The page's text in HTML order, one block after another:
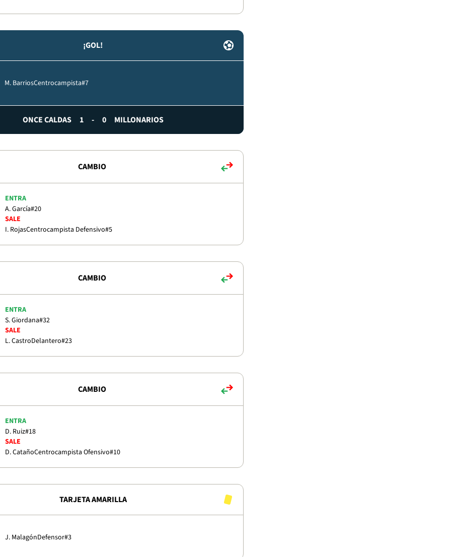
¡GOL!
M. BarriosCentrocampista#7
ONCE CALDAS 1 - 0 MILLONARIOS
CAMBIO
ENTRA
A. García#20
SALE
I. RojasCentrocampista Defensivo#5
CAMBIO
ENTRA
S. Giordana#32
SALE
L. CastroDelantero#23
CAMBIO
ENTRA
D. Ruiz#18
SALE
D. CatañoCentrocampista Ofensivo#10
TARJETA AMARILLA
J. MalagónDefensor#3